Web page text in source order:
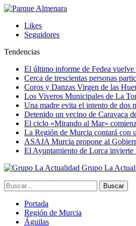
Likes
Seguidores
Tendencias
El último informe de Fedea
Cerca de trescientas personas
Coros y Danzas Virgen de las
Los Viveros Municipales de La
Una madre evita el intento de dos
Detenido un vecino de Caravaca
El ciclo «Mirando al Mar»
La Región de Murcia contará con
ASAJA Murcia propone al
El Ayuntamiento de Lorca invierte
Grupo La
Portada
Región de Murcia
Águilas